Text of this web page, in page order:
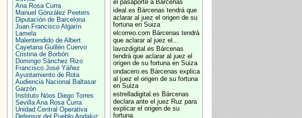
Ana Rosa Curra
Manuel Gónzález Peeters
Diputación de Barcelona
Juan Francisco Algarín
Lamela
Malentendido de Albert
Cayetana Guillén Cuervo
Cristina de Borbón
Domingo Sánchez Rizo
Francisco José Yáñez
Ayuntamiento de Rota
Audiencia Nacional Baltasar
Garzón
Instituto Nóos Diego Torres
Sevilla Ana Rosa Curra
Unidad Central Operativa
Defensor del Pueblo Andaluz
el pasaporte a Bárcenas
ideal.es Bárcenas tendrá que
aclarar al juez el origen de su
fortuna en Suiza
elcorreo.com Bárcenas tendrá
que aclarar al juez el...
lavozdigital.es Bárcenas
tendrá que aclarar al juez el
origen de su fortuna en Suiza
ondacero.es Bárcenas explica
al juez el origen de su fortuna
en Suiza
estrelladigital.es Bárcenas
declara ante el juez Ruz para
explicar el origen de su
fortuna